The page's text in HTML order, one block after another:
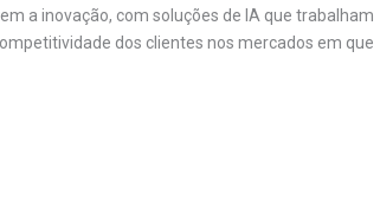
a inovação, com soluções de IA que trabalham
dos clientes nos mercados em que